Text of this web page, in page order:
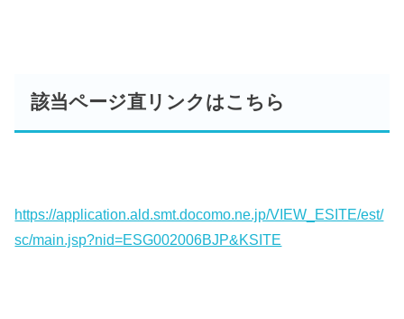
該当ページ直リンクはこちら
https://application.ald.smt.docomo.ne.jp/VIEW_ESITE/est/
sc/main.jsp?nid=ESG002006BJP&KSITE